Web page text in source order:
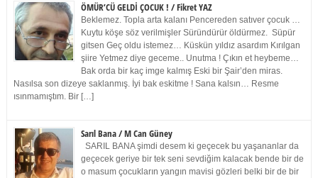
ÖMÜR’CÜ GELDİ ÇOCUK ! / Fikret YAZ
Beklemez. Topla arta kalanı Pencereden satıver çocuk …
Kuytu köşe söz verilmişler Süründürür öldürmez. Süpür
gitsen Geç oldu istemez… Küskün yıldız asardım Kırılgan
şiire Yetmez diye geceme.. Unutma ! Çıkın et heybeme…
Bak orda bir kaç imge kalmış Eski bir Şair’den miras.
Nasılsa son dizeye saklanmış. İyi bak eskitme ! Sana kalsın… Resme
ısınmamıştım. Bir […]
Sarıl Bana / M Can Güney
SARIL BANA şimdi desem ki geçecek bu yaşananlar da
geçecek geriye bir tek seni sevdiğim kalacak bende bir de
o masum çocukların yangın mavisi gözleri belki bir de bir